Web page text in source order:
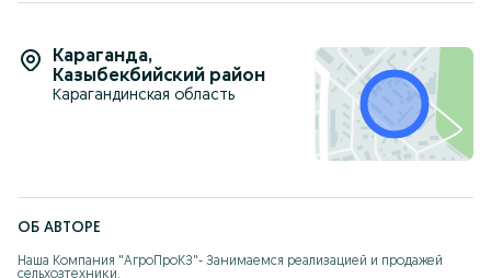
Караганда,
Казыбекбийский район
Карагандинская область
ОБ АВТОРЕ
Наша Компания "АгроПроКЗ"- Занимаемся реализацией и продажей
сельхозтехники.